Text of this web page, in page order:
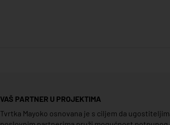
VAŠ PARTNER U PROJEKTIMA
Tvrtka Mayoko osnovana je s ciljem da